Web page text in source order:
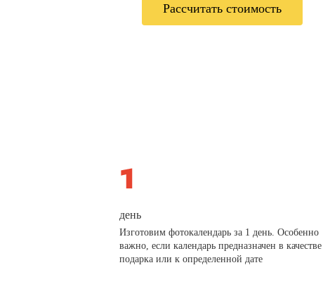
Рассчитать стоимость
день
Изготовим фотокалендарь за 1 день. Особенно
важно, если календарь предназначен в качестве
подарка или к определенной дате